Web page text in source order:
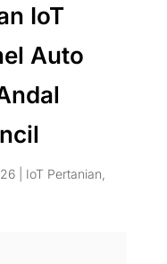
IoT
Auto
| IoT Pertanian